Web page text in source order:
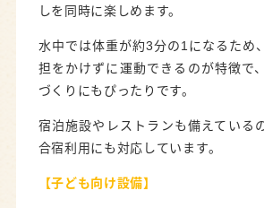
しを同時に楽しめます。
水中では体重が約3分の1になるため
担をかけずに運動できるのが特徴で
づくりにもぴったりです。
宿泊施設やレストランも備えている
合宿利用にも対応しています。
【子ども向け設備】